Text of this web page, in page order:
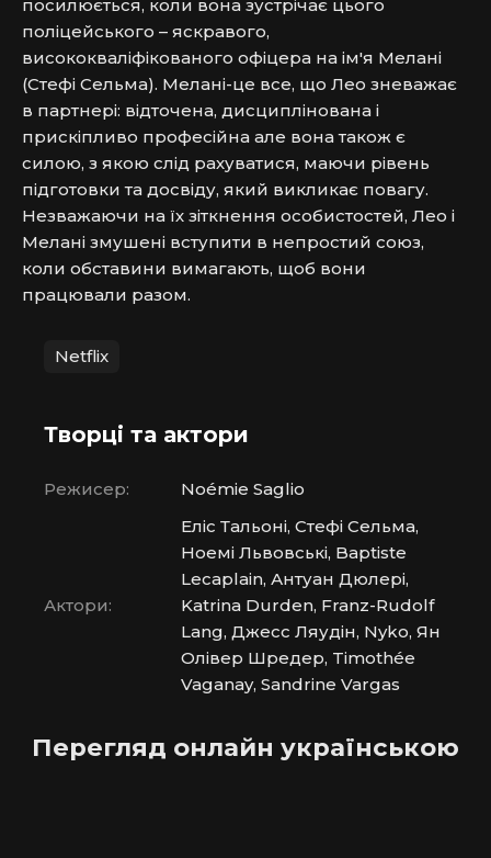
посилюється, коли вона зустрічає цього
поліцейського – яскравого,
висококваліфікованого офіцера на ім'я Мелані
(Стефі Сельма). Мелані-це все, що Лео зневажає
в партнері: відточена, дисциплінована і
прискіпливо професійна але вона також є
силою, з якою слід рахуватися, маючи рівень
підготовки та досвіду, який викликає повагу.
Незважаючи на їх зіткнення особистостей, Лео і
Мелані змушені вступити в непростий союз,
коли обставини вимагають, щоб вони
працювали разом.
Netflix
Творці та актори
Режисер: Noémie Saglio
Актори:
Еліс Тальоні, Стефі Сельма,
Ноемі Львовські, Baptiste
Lecaplain, Антуан Дюлері,
Katrina Durden, Franz-Rudolf
Lang, Джесс Ляудін, Nyko, Ян
Олівер Шредер, Timothée
Vaganay, Sandrine Vargas
Перегляд онлайн українською